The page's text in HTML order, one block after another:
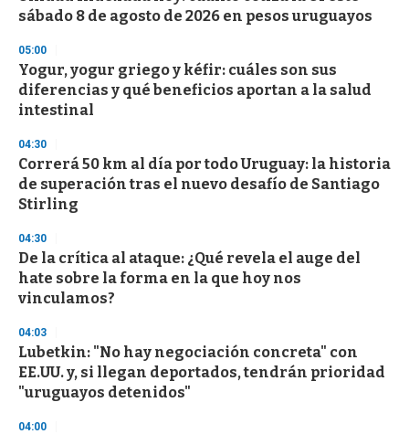
sábado 8 de agosto de 2026 en pesos uruguayos
05:00
Yogur, yogur griego y kéfir: cuáles son sus
diferencias y qué beneficios aportan a la salud
intestinal
04:30
Correrá 50 km al día por todo Uruguay: la historia
de superación tras el nuevo desafío de Santiago
Stirling
04:30
De la crítica al ataque: ¿Qué revela el auge del
hate sobre la forma en la que hoy nos
vinculamos?
04:03
Lubetkin: "No hay negociación concreta" con
EE.UU. y, si llegan deportados, tendrán prioridad
"uruguayos detenidos"
04:00